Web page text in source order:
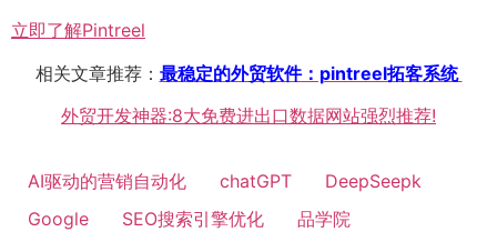
立即了解Pintreel
相关文章推荐： 最稳定的外贸软件：pintreel拓客系统
外贸开发神器:8大免费进出口数据网站强烈推荐!
AI驱动的营销自动化 chatGPT
DeepSeepk
Google
SEO搜索引擎优化 品学院